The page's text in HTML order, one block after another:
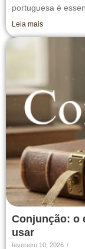
portuguesa é
Leia mais
Conjunção: o
usar
fevereiro 10, 2026 /